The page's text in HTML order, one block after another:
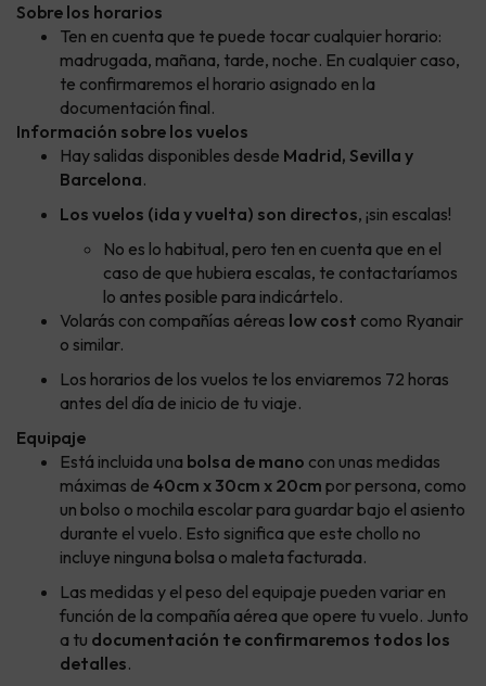
Sobre los horarios
Ten en cuenta que te puede tocar cualquier horario:
madrugada, mañana, tarde, noche. En cualquier caso,
te confirmaremos el horario asignado en la
documentación final.
Información sobre los vuelos
Hay salidas disponibles desde Madrid, Sevilla y
Barcelona.
Los vuelos (ida y vuelta) son directos, ¡sin escalas!
No es lo habitual, pero ten en cuenta que en el
caso de que hubiera escalas, te contactaríamos
lo antes posible para indicártelo.
Volarás con compañías aéreas low cost como Ryanair
o similar.
Los horarios de los vuelos te los enviaremos 72 horas
antes del día de inicio de tu viaje.
Equipaje
Está incluida una bolsa de mano con unas medidas
máximas de 40cm x 30cm x 20cm por persona, como
un bolso o mochila escolar para guardar bajo el asiento
durante el vuelo. Esto significa que este chollo no
incluye ninguna bolsa o maleta facturada.
Las medidas y el peso del equipaje pueden variar en
función de la compañía aérea que opere tu vuelo. Junto
a tu documentación te confirmaremos todos los
detalles.